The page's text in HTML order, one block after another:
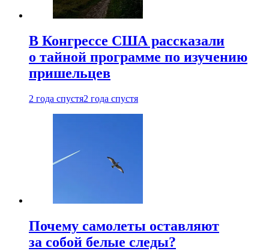
В Конгрессе США рассказали
о тайной программе по изучению
пришельцев
2 года спустя2 года спустя
Почему самолеты оставляют
за собой белые следы?